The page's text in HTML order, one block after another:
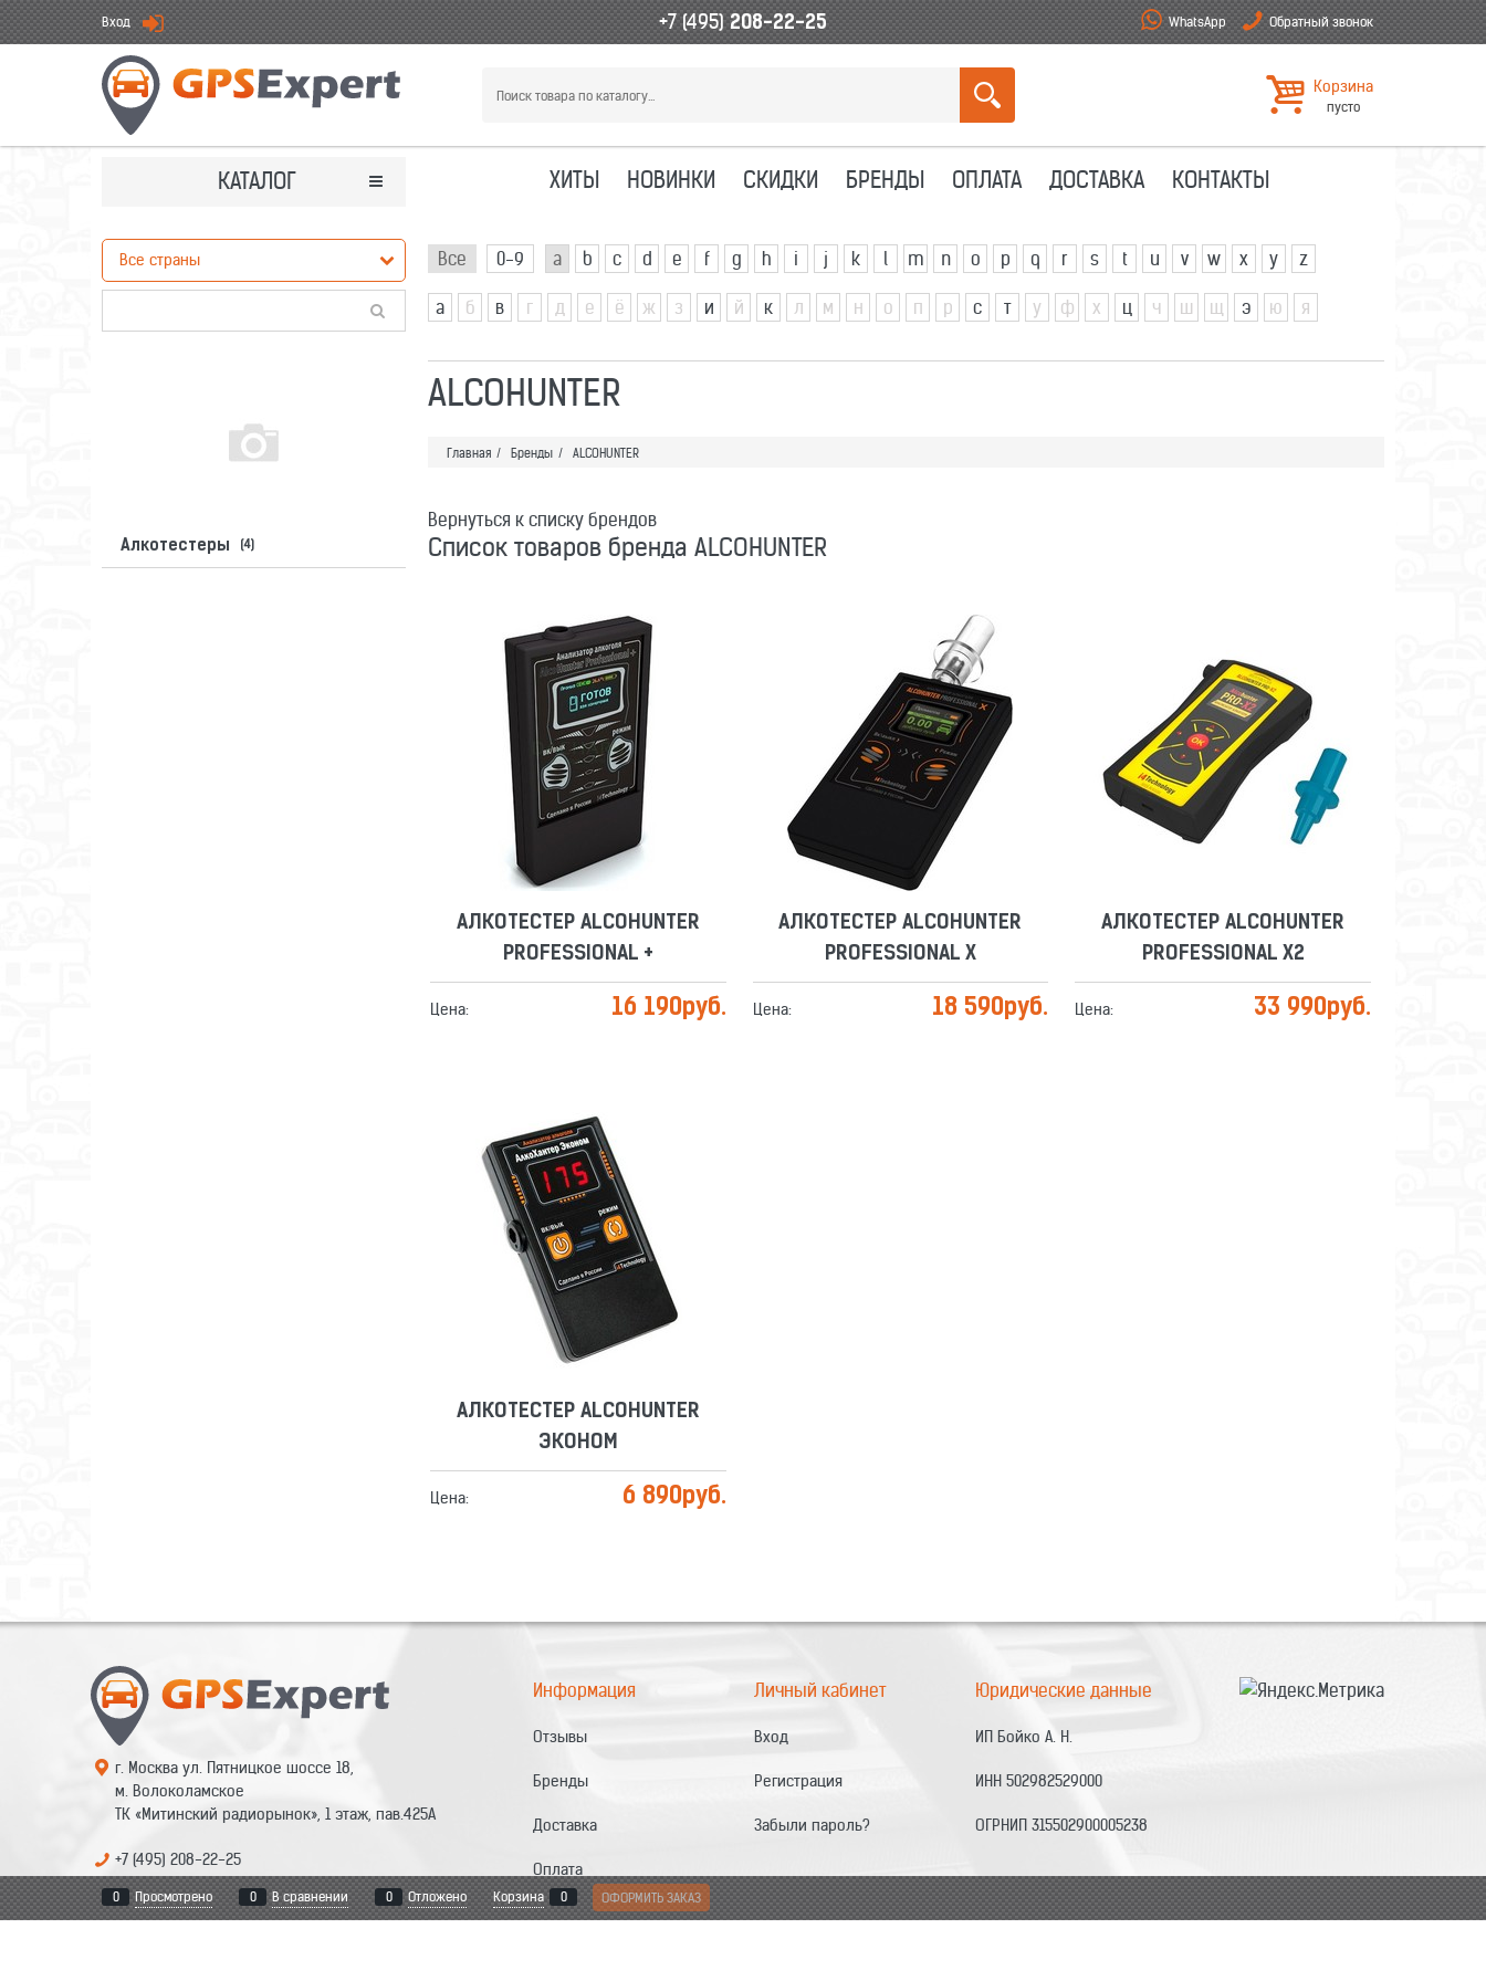
Вход +7 (495)208-22-25 WhatsApp Обратный звонок
Корзина
пусто
КАТАЛОГ ХИТЫ НОВИНКИ СКИДКИ БРЕНДЫ ОПЛАТА ДОСТАВКА КОНТАКТЫ
Все 0-9 a b c d e f g h i j k l m n o p q r s t u v w x y z
а б в г д е ё ж з и й к л м н о п р с т у ф х ц ч ш щ э ю я
Алкотестеры (4)
ALCOHUNTER
Главная / Бренды / ALCOHUNTER
Вернуться к списку брендов
Список товаров бренда ALCOHUNTER
АЛКОТЕСТЕР ALCOHUNTER
PROFESSIONAL +
Сравнить Отложить
АЛКОТЕСТЕР ALCOHUNTER
PROFESSIONAL +
Цена: 16 190руб.
АЛКОТЕСТЕР ALCOHUNTER
PROFESSIONAL X
Сравнить Отложить
АЛКОТЕСТЕР ALCOHUNTER
PROFESSIONAL X
Цена: 18 590руб.
АЛКОТЕСТЕР ALCOHUNTER
PROFESSIONAL X2
Сравнить Отложить
АЛКОТЕСТЕР ALCOHUNTER
PROFESSIONAL X2
Цена: 33 990руб.
АЛКОТЕСТЕР ALCOHUNTER
ЭКОНОМ
Сравнить Отложить
АЛКОТЕСТЕР ALCOHUNTER
ЭКОНОМ
Цена: 6 890руб.
г. Москва ул. Пятницкое шоссе 18,
м. Волоколамское
ТК «Митинский радиорынок», 1 этаж, пав.425А
+7 (495) 208-22-25
mail@gps-expert.ru
Информация
Отзывы
Бренды
Доставка
Оплата
Контакты
Личный кабинет
Вход
Регистрация
Забыли пароль?
Юридические данные
ИП Бойко А. Н.
ИНН 502982529000
ОГРНИП 315502900005238
0 Просмотрено 0 В сравнении 0 Отложено Корзина 0 ОФОРМИТЬ ЗАКАЗ